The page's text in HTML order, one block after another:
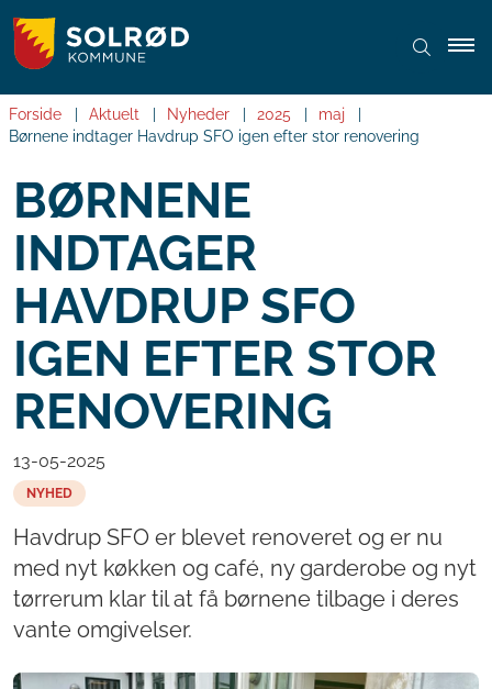
Forside Aktuelt Nyheder 2025
maj
Børnene indtager Havdrup SFO igen efter stor renovering
BØRNENE
INDTAGER
HAVDRUP SFO
IGEN EFTER STOR
RENOVERING
13-05-2025
NYHED
Havdrup SFO er blevet renoveret og er nu
med nyt køkken og café, ny garderobe og nyt
tørrerum klar til at få børnene tilbage i deres
vante omgivelser.